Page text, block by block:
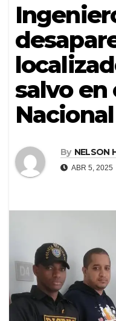
salvo
Nacional
By NELSON
ABR 5, 2025